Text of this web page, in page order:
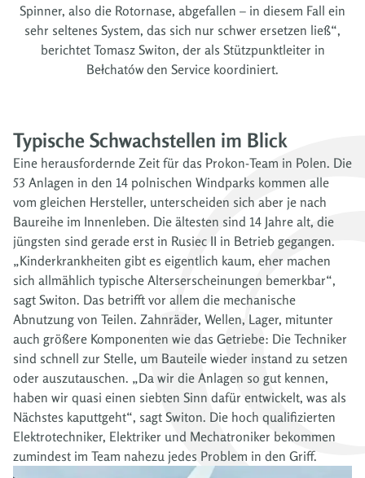
Spinner, also die Rotornase, abgefallen – in diesem Fall ein
sehr seltenes System, das sich nur schwer ersetzen ließ“,
berichtet Tomasz Switon, der als Stützpunktleiter in
Bełchatów den Service koordiniert.
Typische Schwachstellen im Blick
Eine herausfordernde Zeit für das Prokon-Team in Polen. Die
53 Anlagen in den 14 polnischen Windparks kommen alle
vom gleichen Hersteller, unterscheiden sich aber je nach
Baureihe im Innenleben. Die ältesten sind 14 Jahre alt, die
jüngsten sind gerade erst in Rusiec II in Betrieb gegangen.
„Kinderkrankheiten gibt es eigentlich kaum, eher machen
sich allmählich typische Alterserscheinungen bemerkbar“,
sagt Switon. Das betrifft vor allem die mechanische
Abnutzung von Teilen. Zahnräder, Wellen, Lager, mitunter
auch größere Komponenten wie das Getriebe: Die Techniker
sind schnell zur Stelle, um Bauteile wieder instand zu setzen
oder auszutauschen. „Da wir die Anlagen so gut kennen,
haben wir quasi einen siebten Sinn dafür entwickelt, was als
Nächstes kaputtgeht“, sagt Switon. Die hoch qualifizierten
Elektrotechniker, Elektriker und Mechatroniker bekommen
zumindest im Team nahezu jedes Problem in den Griff.